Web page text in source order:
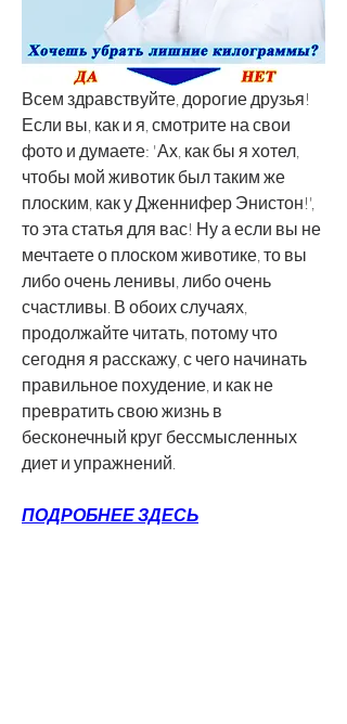
Всем здравствуйте, дорогие друзья!
Если вы, как и я, смотрите на свои
фото и думаете: 'Ах, как бы я хотел,
чтобы мой животик был таким же
плоским, как у Дженнифер Энистон!',
то эта статья для вас! Ну а если вы не
мечтаете о плоском животике, то вы
либо очень ленивы, либо очень
счастливы. В обоих случаях,
продолжайте читать, потому что
сегодня я расскажу, с чего начинать
правильное похудение, и как не
превратить свою жизнь в
бесконечный круг бессмысленных
диет и упражнений.
ПОДРОБНЕЕ ЗДЕСЬ